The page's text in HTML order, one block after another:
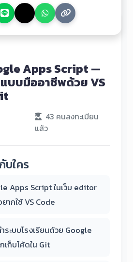
Apps Script —
บบมืออาชีพด้วย VS
43 คนลงทะเบียน
แล้ว
บใคร
Apps Script ในเว็บ editor
ากใช้ VS Code
ะบบโรงเรียนด้วย Google
เก็บโค้ดใน Git